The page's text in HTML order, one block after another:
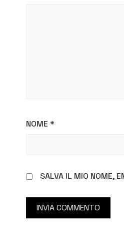
NOME *
SALVA IL MIO NOME,